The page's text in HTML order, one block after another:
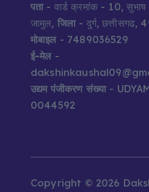
पता- वार्ड क्रमांक - 10, सुभाष
जामुल, जिला- दुर्ग, छत्तीसगढ,
मोबाइल - 7489036529
ई-मेल -
उद्यम पंजीकरण संख्या-
0044592
Copyright © 2026